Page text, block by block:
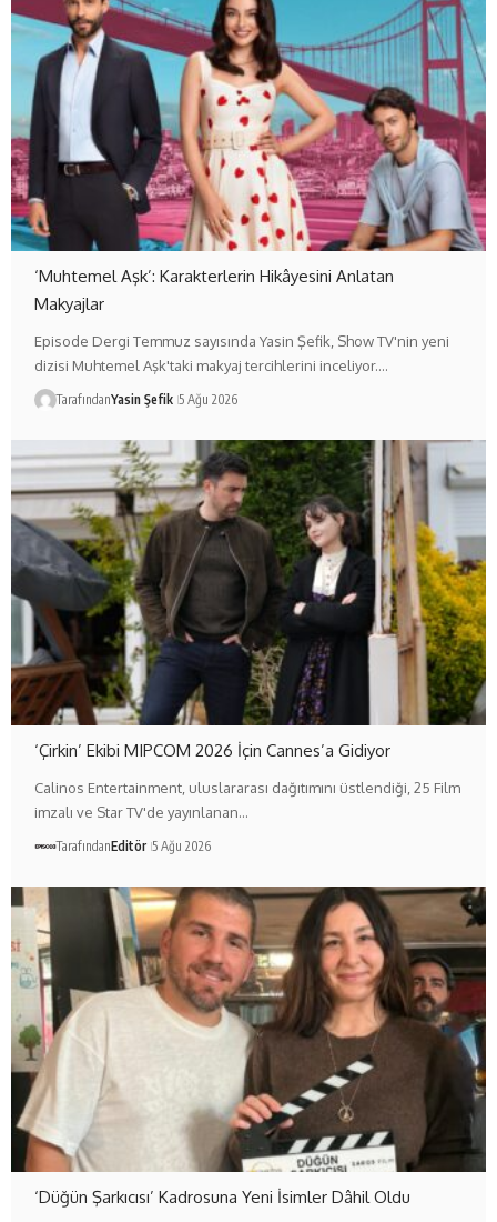
‘Muhtemel Aşk’: Karakterlerin Hikâyesini Anlatan
Makyajlar
Episode Dergi Temmuz sayısında Yasin Şefik, Show TV'nin yeni
dizisi Muhtemel Aşk'taki makyaj tercihlerini inceliyor.…
TarafındanYasin Şefik 5 Ağu 2026
‘Çirkin’ Ekibi MIPCOM 2026 İçin Cannes’a Gidiyor
Calinos Entertainment, uluslararası dağıtımını üstlendiği, 25 Film
imzalı ve Star TV'de yayınlanan…
TarafındanEditör 5 Ağu 2026
‘Düğün Şarkıcısı’ Kadrosuna Yeni İsimler Dâhil Oldu